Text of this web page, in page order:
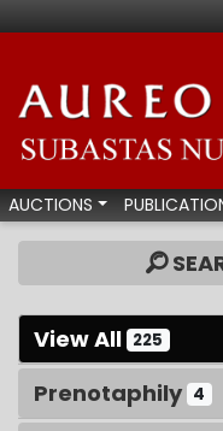
Aureo
AUCTIONS
View All 225
Prenotaphily 4